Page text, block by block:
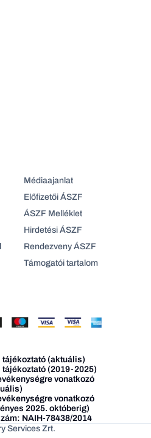
Médiaajanlat
Előfizetői ÁSZF
ÁSZF Melléklet
Hirdetési ÁSZF
Rendezveny ÁSZF
Támogatói tartalom
(aktuális)
(2019-2025)
vonatkozó
vonatkozó
2025. októberig)
NAIH-78438/2014
Services Zrt.